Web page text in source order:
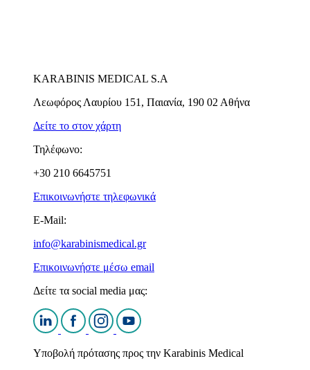
KARABINIS MEDICAL S.A
Λεωφόρος Λαυρίου 151, Παιανία, 190 02 Αθήνα
Δείτε το στον χάρτη
Τηλέφωνο:
+30 210 6645751
Επικοινωνήστε τηλεφωνικά
E-Mail:
info@karabinismedical.gr
Επικοινωνήστε μέσω email
Δείτε τα social media μας:
Υποβολή πρότασης προς την Karabinis Medical